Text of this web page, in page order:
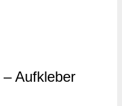
Aufkleber